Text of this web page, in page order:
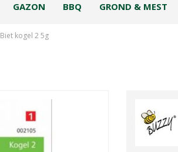
Biet kogel 2 5g
GAZON BBQ GROND & MEST